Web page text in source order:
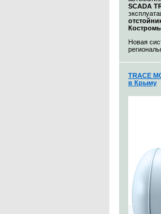
SCADA
Новая
TRACE
в Крыму